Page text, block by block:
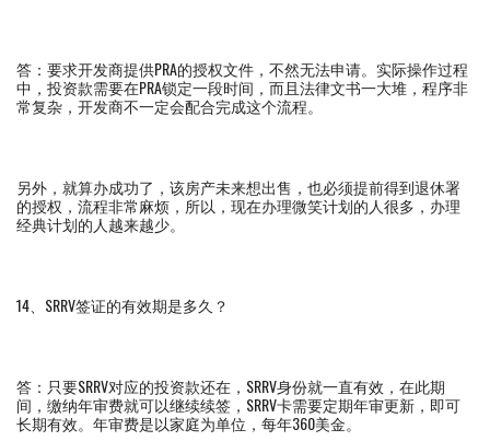
答：要求开发商提供PRA的授权文件，不然无法申请。实际操作过程
中，投资款需要在PRA锁定一段时间，而且法律文书一大堆，程序非
常复杂，开发商不一定会配合完成这个流程。
另外，就算办成功了，该房产未来想出售，也必须提前得到退休署
的授权，流程非常麻烦，所以，现在办理微笑计划的人很多，办理
经典计划的人越来越少。
14、SRRV签证的有效期是多久？
答：只要SRRV对应的投资款还在，SRRV身份就一直有效，在此期
间，缴纳年审费就可以继续续签，SRRV卡需要定期年审更新，即可
长期有效。年审费是以家庭为单位，每年360美金。